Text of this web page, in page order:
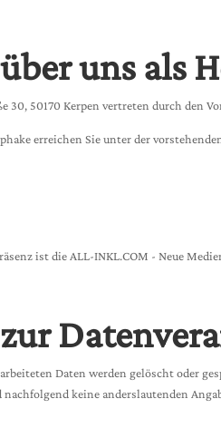
uns als
30, 50170 Kerpen vertreten durch den
erreichen Sie unter der
ist die ALL-INKL.COM - Neue
Daten werden gelöscht oder
keine anderslautenden